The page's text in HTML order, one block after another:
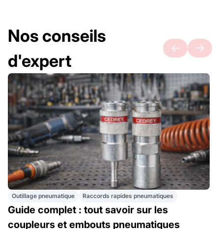
Nos conseils
d'expert
Outillage pneumatique Raccords rapides pneumatiques
Guide complet : tout savoir sur les
coupleurs et embouts pneumatiques